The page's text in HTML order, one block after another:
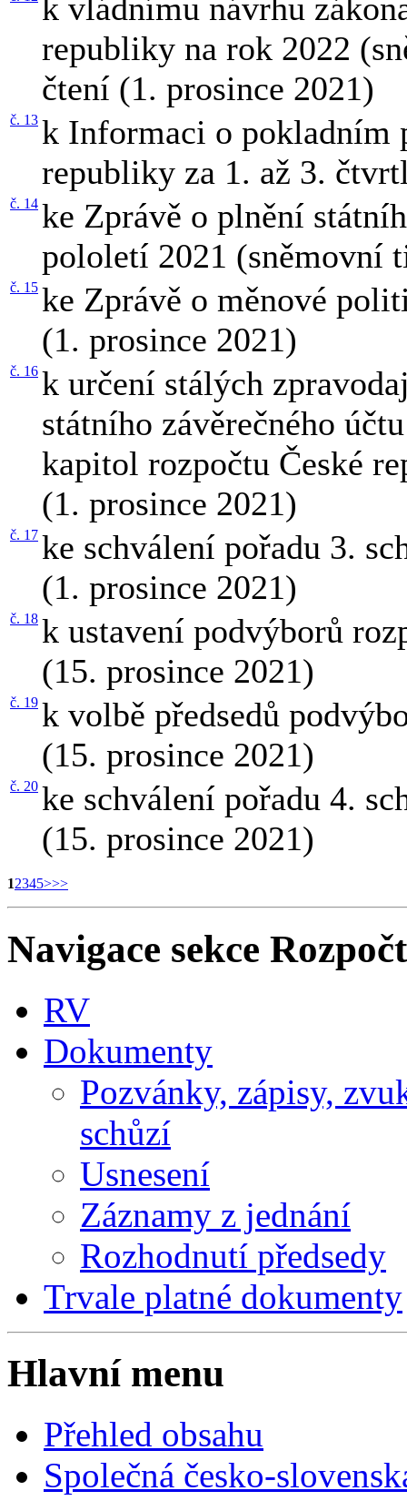
k vládnímu návrhu
republiky na rok 2022
čtení (1. prosince 2021)
č. 13 k Informaci o pokladním
republiky za 1. až 3.
č. 14 ke Zprávě o plnění
pololetí 2021 (sněmovní
č. 15 ke Zprávě o měnové
(1. prosince 2021)
č. 16 k určení stálých
státního závěrečného
kapitol rozpočtu České
(1. prosince 2021)
č. 17 ke schválení pořadu 3.
(1. prosince 2021)
č. 18 k ustavení podvýborů
(15. prosince 2021)
č. 19 k volbě předsedů
(15. prosince 2021)
č. 20 ke schválení pořadu 4.
(15. prosince 2021)
12345>>>
Navigace sekce
RV
Dokumenty
Pozvánky, zápisy,
schůzí
Usnesení
Záznamy z jednání
Rozhodnutí předsedy
Trvale platné dokumenty
Hlavní menu
Přehled obsahu
Společná česko-